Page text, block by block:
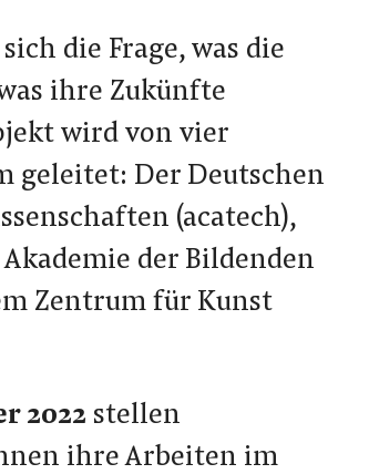
die Frage, was die
ihre Zukünfte
wird von vier
geleitet: Der Deutschen
(acatech),
der Bildenden
Zentrum für Kunst
2022 stellen
ihre Arbeiten im